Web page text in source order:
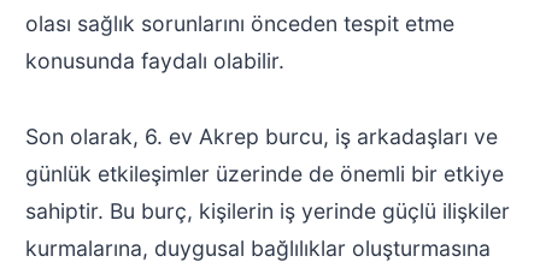
olası sağlık sorunlarını önceden tespit etme
konusunda faydalı olabilir.
Son olarak, 6. ev Akrep burcu, iş arkadaşları ve
günlük etkileşimler üzerinde de önemli bir etkiye
sahiptir. Bu burç, kişilerin iş yerinde güçlü ilişkiler
kurmalarına, duygusal bağlılıklar oluşturmasına